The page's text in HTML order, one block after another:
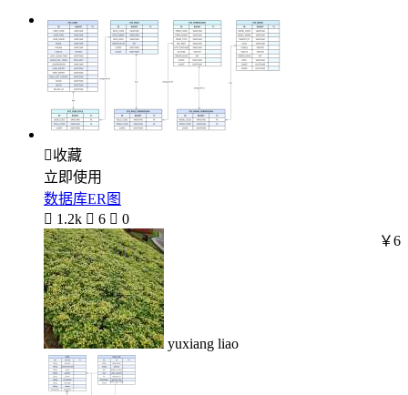
收藏
立即使用
数据库ER图
 1.2k  6  0
yuxiang liao
￥6